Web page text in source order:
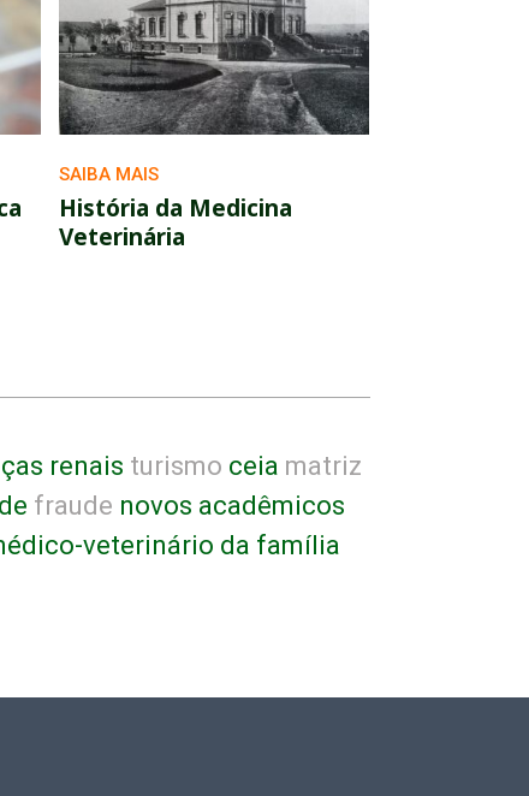
SAIBA MAIS
História da Medicina
Veterinária
renais turismo ceia matriz
fraude novos acadêmicos
veterinário da família